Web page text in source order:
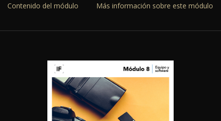
Contenido del módulo
Más información sobre este módulo